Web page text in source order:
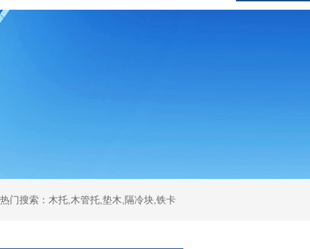
热门搜索：木托,木管托,垫木,隔冷块,铁卡